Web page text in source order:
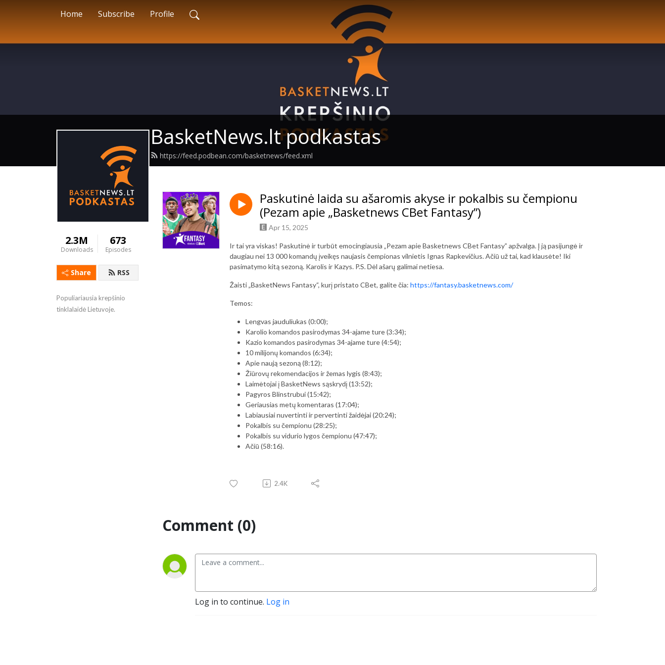
Home Subscribe Profile
BasketNews.lt podkastas
https://feed.podbean.com/basketnews/feed.xml
2.3M
Downloads
673
Episodes
Share RSS
Populiariausia krepšinio
tinklalaidė Lietuvoje.
Paskutinė laida su ašaromis akyse ir pokalbis su čempionu
(Pezam apie „Basketnews CBet Fantasy”)
Apr 15, 2025
Ir tai yra viskas! Paskutinė ir turbūt emocingiausia „Pezam apie Basketnews CBet Fantasy” apžvalga. Į ją pasijungė ir
daugiau nei 13 000 komandų įveikęs naujasis čempionas vilnietis Ignas Rapkevičius. Ačiū už tai, kad klausėte! Iki
pasimatymo kitą sezoną. Karolis ir Kazys. P.S. Dėl ašarų galimai netiesa.
Žaisti „BasketNews Fantasy“, kurį pristato CBet, galite čia: https://fantasy.basketnews.com/
Temos:
Lengvas jauduliukas (0:00);
Karolio komandos pasirodymas 34-ajame ture (3:34);
Kazio komandos pasirodymas 34-ajame ture (4:54);
10 milijonų komandos (6:34);
Apie naują sezoną (8:12);
Žiūrovų rekomendacijos ir žemas lygis (8:43);
Laimėtojai į BasketNews sąskrydį (13:52);
Pagyros Blinstrubui (15:42);
Geriausias metų komentaras (17:04);
Labiausiai nuvertinti ir pervertinti žaidėjai (20:24);
Pokalbis su čempionu (28:25);
Pokalbis su vidurio lygos čempionu (47:47);
Ačiū (58:16).
2.4K
Comment (0)
Log in to continue. Log in